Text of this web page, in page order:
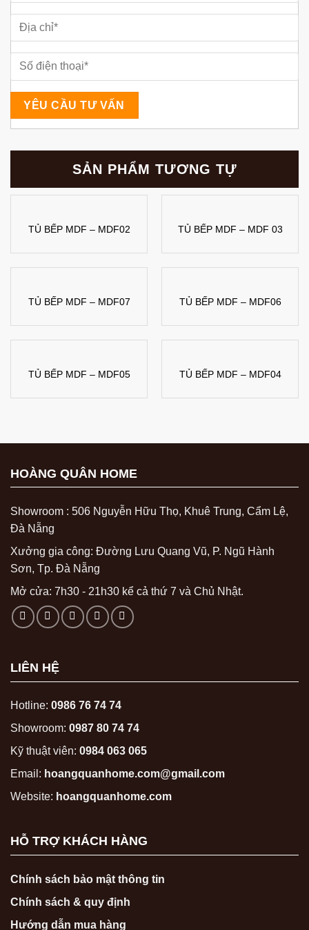
SẢN PHẨM TƯƠNG TỰ
TỦ BẾP MDF – MDF02 TỦ BẾP MDF – MDF 03
TỦ BẾP MDF – MDF07 TỦ BẾP MDF – MDF06
TỦ BẾP MDF – MDF05 TỦ BẾP MDF – MDF04
HOÀNG QUÂN HOME
Showroom : 506 Nguyễn Hữu Thọ, Khuê Trung, Cẩm Lệ,
Đà Nẵng
Xưởng gia công: Đường Lưu Quang Vũ, P. Ngũ Hành
Sơn, Tp. Đà Nẵng
Mở cửa: 7h30 - 21h30 kể cả thứ 7 và Chủ Nhật.
LIÊN HỆ
Hotline: 0986 76 74 74
Showroom: 0987 80 74 74
Kỹ thuật viên: 0984 063 065
Email: hoangquanhome.com@gmail.com
Website: hoangquanhome.com
HỖ TRỢ KHÁCH HÀNG
Chính sách bảo mật thông tin
Chính sách & quy định
Hướng dẫn mua hàng